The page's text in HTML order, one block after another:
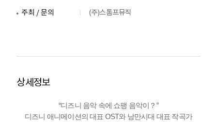
주최 / 문의 (주)스톰프뮤직
상세정보
“디즈니 음악 속에 쇼팽 음악이？”
디즈니 애니메이션의 대표 OST와 낭만시대 대표 작곡가